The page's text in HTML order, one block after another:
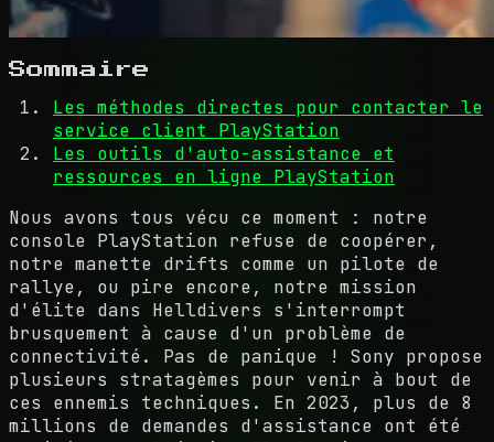
Sommaire
Les méthodes directes pour contacter le
service client PlayStation
Les outils d'auto-assistance et
ressources en ligne PlayStation
Nous avons tous vécu ce moment : notre
console PlayStation refuse de coopérer,
notre manette drifts comme un pilote de
rallye, ou pire encore, notre mission
d'élite dans Helldivers s'interrompt
brusquement à cause d'un problème de
connectivité. Pas de panique ! Sony propose
plusieurs stratagèmes pour venir à bout de
ces ennemis techniques. En 2023, plus de 8
millions de demandes d'assistance ont été